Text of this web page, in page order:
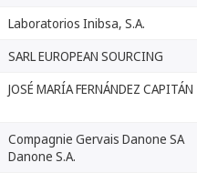
Laboratorios Inibsa, S.A.
SARL EUROPEAN SOURCING
JOSÉ MARÍA FERNÁNDEZ CAPITÁN
Compagnie Gervais Danone SA
Danone S.A.